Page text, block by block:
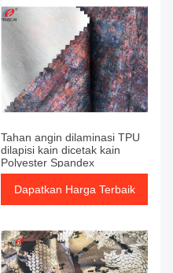
Tahan angin dilaminasi TPU
dilapisi kain dicetak kain
Polyester Spandex
Dapatkan Harga Terbaik